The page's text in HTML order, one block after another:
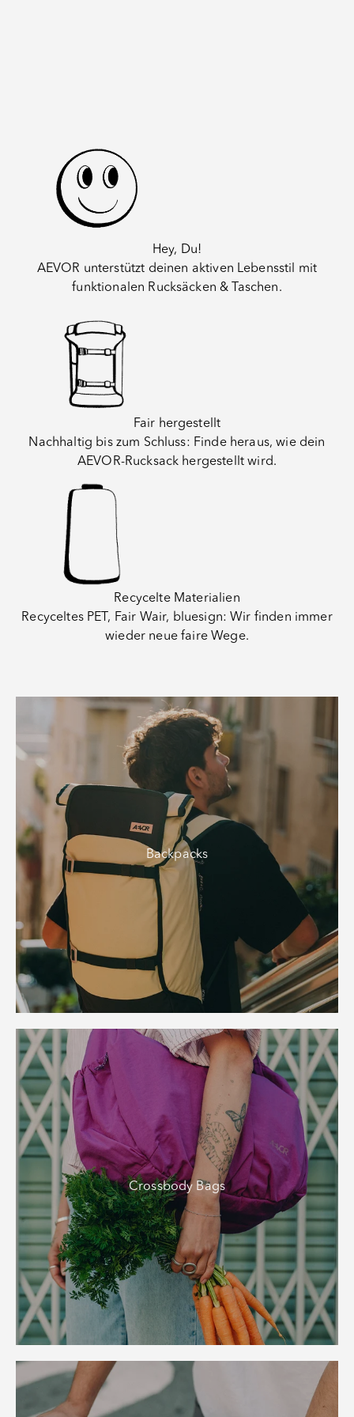
Hey, Du!
AEVOR unterstützt deinen aktiven Lebensstil mit
funktionalen Rucksäcken & Taschen.
Fair hergestellt
Nachhaltig bis zum Schluss: Finde heraus, wie dein
AEVOR-Rucksack hergestellt wird.
Recycelte Materialien
Recyceltes PET, Fair Wair, bluesign: Wir finden immer
wieder neue faire Wege.
Backpacks
Crossbody Bags